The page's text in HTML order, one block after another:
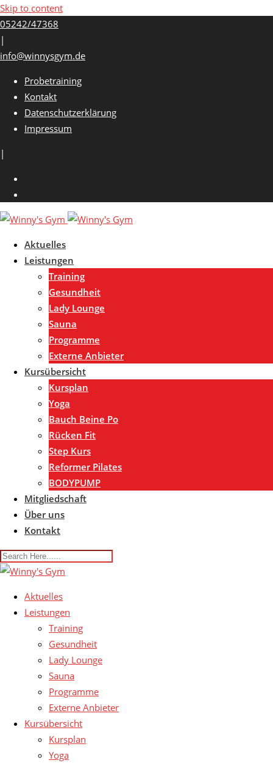
Skip to content
05242/47368
|
info@winnysgym.de
Probetraining
Kontakt
Datenschutzerklärung
Impressum
|
Aktuelles
Leistungen
Training
Gesundheit
Lady Lounge
Sauna
Programme
Externe Anbieter
Kursübersicht
Kursplan
Yoga
Bauch Beine Po
Rücken Fit
Step Kurs
Reformer Pilates
BODYPUMP
Mitgliedschaft
Über uns
Kontakt
Aktuelles
Leistungen
Training
Gesundheit
Lady Lounge
Sauna
Programme
Externe Anbieter
Kursübersicht
Kursplan
Yoga